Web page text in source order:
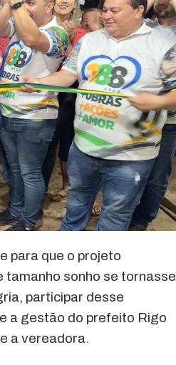
para que o projeto
tamanho sonho se tornasse
participar desse
a gestão do prefeito Rigo
a vereadora.